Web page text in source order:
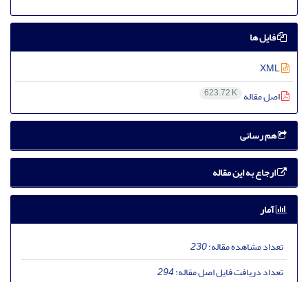
فایل ها
اصل مقاله 623.72 K
هم رسانی
ارجاع به این مقاله
آمار
تعداد مشاهده مقاله:230
تعداد دریافت فایل اصل مقاله:294